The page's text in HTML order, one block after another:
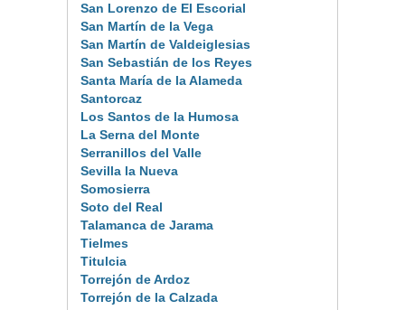
San Lorenzo de El Escorial
San Martín de la Vega
San Martín de Valdeiglesias
San Sebastián de los Reyes
Santa María de la Alameda
Santorcaz
Los Santos de la Humosa
La Serna del Monte
Serranillos del Valle
Sevilla la Nueva
Somosierra
Soto del Real
Talamanca de Jarama
Tielmes
Titulcia
Torrejón de Ardoz
Torrejón de la Calzada